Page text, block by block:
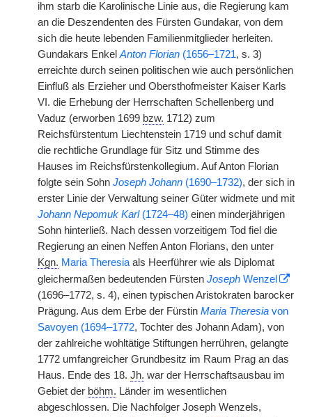
ihm starb die Karolinische Linie aus, die Regierung kam
an die Deszendenten des Fürsten Gundakar, von dem
sich die heute lebenden Familienmitglieder herleiten.
Gundakars Enkel Anton Florian (1656–1721, s. 3)
erreichte durch seinen politischen wie auch persönlichen
Einfluß als Erzieher und Obersthofmeister Kaiser Karls
VI. die Erhebung der Herrschaften Schellenberg und
Vaduz (erworben 1699 bzw. 1712) zum
Reichsfürstentum Liechtenstein 1719 und schuf damit
die rechtliche Grundlage für Sitz und Stimme des
Hauses im Reichsfürstenkollegium. Auf Anton Florian
folgte sein Sohn Joseph Johann (1690–1732), der sich in
erster Linie der Verwaltung seiner Güter widmete und mit
Johann Nepomuk Karl(1724–48) einen minderjährigen
Sohn hinterließ. Nach dessen vorzeitigem Tod fiel die
Regierung an einen Neffen Anton Florians, den unter
Kgn. Maria Theresia als Heerführer wie als Diplomat
gleichermaßen bedeutenden Fürsten Joseph Wenzel
(1696–1772, s. 4), einen typischen Aristokraten barocker
Prägung. Aus dem Erbe der Fürstin Maria Theresia von
Savoyen (1694–1772, Tochter des Johann Adam), von
der zahlreiche wohltätige Stiftungen herrühren, gelangte
1772 umfangreicher Grundbesitz im Raum Prag an das
Haus. Ende des 18. Jh. war der Herrschaftsausbau im
Gebiet der böhm. Länder im wesentlichen
abgeschlossen. Die Nachfolger Joseph Wenzels,